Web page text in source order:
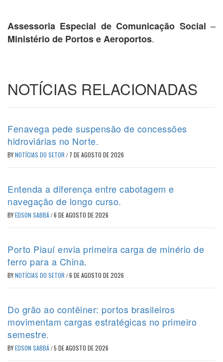
Assessoria Especial de Comunicação Social –
Ministério de Portos e Aeroportos.
NOTÍCIAS RELACIONADAS
Fenavega pede suspensão de concessões
hidroviárias no Norte.
BYNOTÍCIAS DO SETOR / 7 DE AGOSTO DE 2026
Entenda a diferença entre cabotagem e
navegação de longo curso.
BYEDSON SABBÁ/6 DE AGOSTO DE 2026
Porto Piauí envia primeira carga de minério de
ferro para a China.
BYNOTÍCIAS DO SETOR /6 DE AGOSTO DE 2026
Do grão ao contêiner: portos brasileiros
movimentam cargas estratégicas no primeiro
semestre.
BYEDSON SABBÁ/5 DE AGOSTO DE 2026